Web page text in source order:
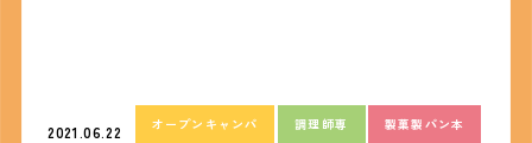
2021.06.22
オープンキャンパ
調理師専
製菓製パン本